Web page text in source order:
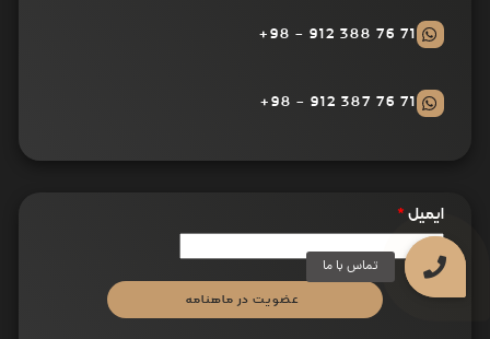
71 76 388 912 - 98+
71 76 387 912 - 98+
ایمیل *
عضویت در ماهنامه